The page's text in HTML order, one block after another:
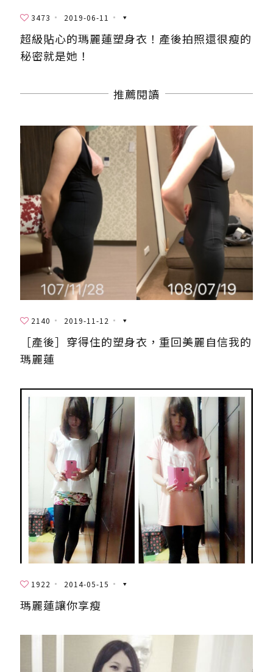
3473 2019-06-11
超級貼心的瑪麗蓮塑身衣！產後拍照還很瘦的
秘密就是她！
推薦閱讀
2140 2019-11-12
［產後］穿得住的塑身衣，重回美麗自信我的
瑪麗蓮
1922 2014-05-15
瑪麗蓮讓你享瘦